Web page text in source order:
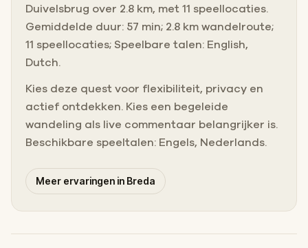
Duivelsbrug over 2.8 km, met 11 speellocaties.
Gemiddelde duur: 57 min; 2.8 km wandelroute;
11 speellocaties; Speelbare talen: English,
Dutch.
Kies deze quest voor flexibiliteit, privacy en
actief ontdekken. Kies een begeleide
wandeling als live commentaar belangrijker is.
Beschikbare speeltalen: Engels, Nederlands.
Meer ervaringen in Breda